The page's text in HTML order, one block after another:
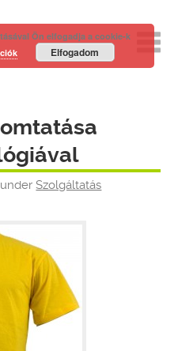
underSzolgáltatás
Ön elfogadja a cookie-k
Elfogadom